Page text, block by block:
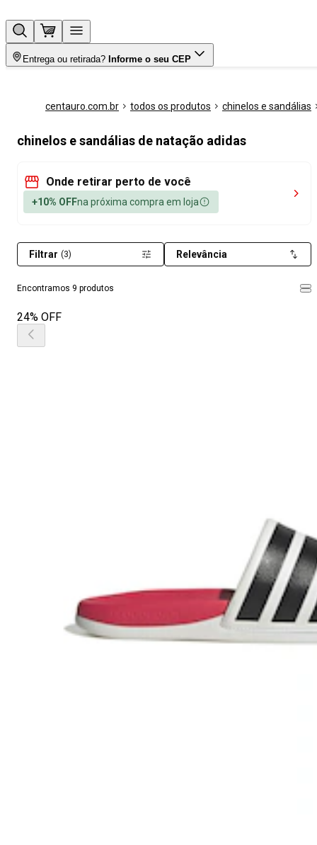
Entrega ou retirada? Informe o seu CEP
centauro.com.br todos os produtos chinelos e sandálias
chinelos e sandálias de natação adidas
Onde retirar perto de você
+10% OFFna próxima compra em loja
Encontramos 9 produtos
Filtrar (3) Relevância
24% OFF